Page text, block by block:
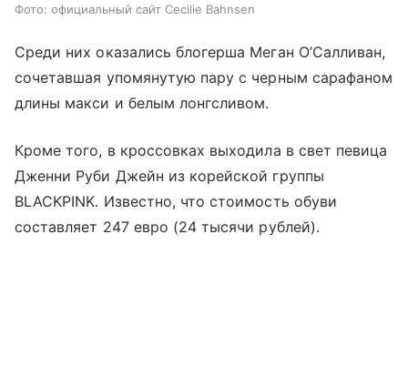
Фото: официальный сайт Cecilie Bahnsen
Среди них оказались блогерша Меган О’Салливан,
сочетавшая упомянутую пару с черным сарафаном
длины макси и белым лонгсливом.
Кроме того, в кроссовках выходила в свет певица
Дженни Руби Джейн из корейской группы
BLACKPINK. Известно, что стоимость обуви
составляет 247 евро (24 тысячи рублей).